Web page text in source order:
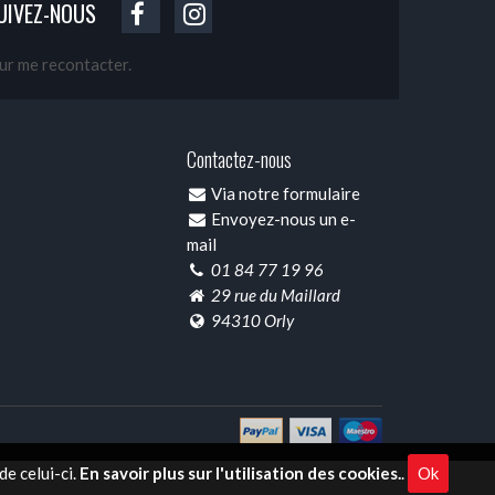
celui-ci. En savoir plus sur l'utilisation des cookies.. Ok
NOUS
me recontacter.
Contactez-nous
Via notre formulaire
Envoyez-nous un e-
mail
01 84 77 19 96
29 rue du Maillard
94310 Orly